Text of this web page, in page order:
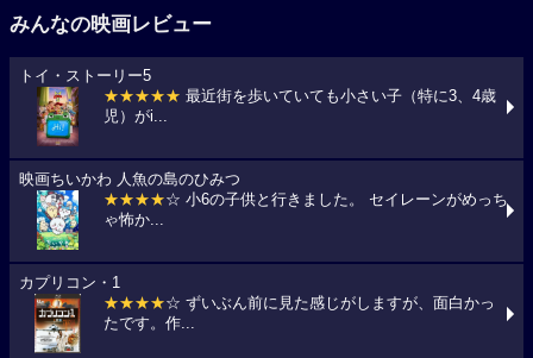
みんなの映画レビュー
トイ・ストーリー5
★★★★★ 最近街を歩いていても小さい子（特に3、4歳
児）がi...
映画ちいかわ 人魚の島のひみつ
★★★★☆ 小6の子供と行きました。 セイレーンがめっち
ゃ怖か...
カプリコン・1
★★★★☆ ずいぶん前に見た感じがしますが、面白かっ
たです。作...